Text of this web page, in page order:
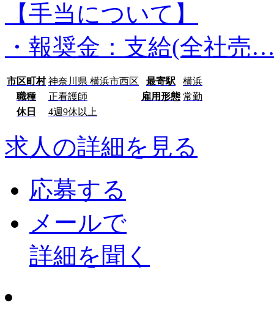
【手当について】
・報奨金：支給(全社売
市区町村 神奈川県 横浜市西区 最寄駅
横浜
職種
正看護師 雇用形態 常勤
休日
4週9休以上
求人の詳細を見る
応募する
メールで
詳細を聞く